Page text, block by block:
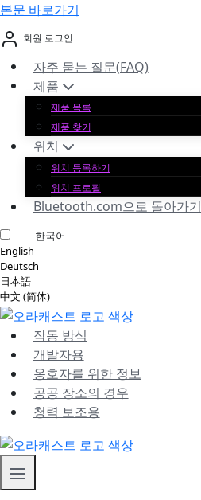
본문 바로가기
회원 로그인
자주 묻는 질문(FAQ)
제품
제품 목록
제품 찾기
위치
위치 등록하기
위치 프로필
Bluetooth.com으로 돌아가기
한국어
English
Deutsch
日本語
中文 (简体)
작동 방식
개발자용
옹호자를 위한 정보
공공 장소의 경우
청력 보조용